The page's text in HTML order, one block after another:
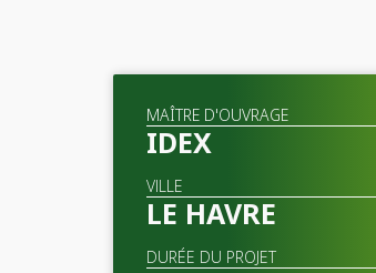
MAÎTRE D'OUVRAGE
IDEX
VILLE
LE HAVRE
DURÉE DU PROJET